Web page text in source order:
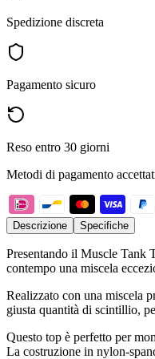
Spedizione discreta
Pagamento sicuro
Reso entro 30 giorni
Metodi di pagamento
Descrizione Specifiche
Presentando il Muscle Tank
contempo una miscela
Realizzato con una miscela
giusta quantità di scintillio,
Questo top è perfetto per
La costruzione in nylon-